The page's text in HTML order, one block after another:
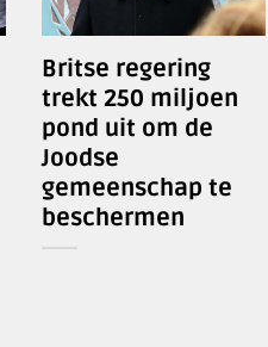
Britse regering
trekt 250 miljoen
pond uit om de
Joodse
gemeenschap te
beschermen